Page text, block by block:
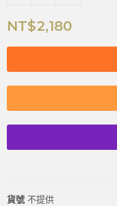
NT$2,180
貨號 不提供